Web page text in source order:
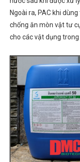
Ngoài ra, PAC khi
chống ăn mòn vật tư
cho các vật dụng